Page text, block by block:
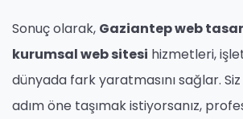
Sonuç olarak, Gaziantep web
kurumsal web sitesi hizmetleri,
dünyada fark yaratmasını sağlar.
adım öne taşımak istiyorsanız,